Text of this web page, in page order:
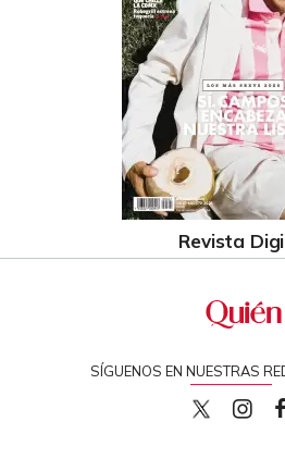
Revista
SÍGUENOS EN NUESTRAS